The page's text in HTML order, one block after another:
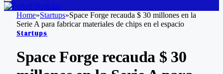
Home»Startups»Space Forge recauda $ 30 millones en la
Serie A para fabricar materiales de chips en el espacio
Startups
Space Forge recauda $ 30